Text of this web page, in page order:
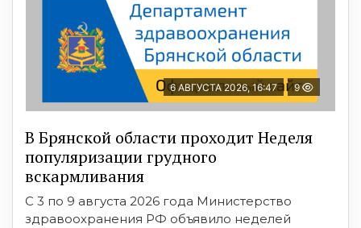
6 АВГУСТА 2026, 16:47 9
В Брянской области проходит Неделя
популяризации грудного
вскармливания
С 3 по 9 августа 2026 года Министерство
здравоохранения РФ объявило неделей